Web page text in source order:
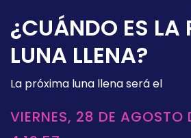
¿CUÁNDO ES LA
LUNA LLENA?
La próxima luna llena será el
VIERNES, 28 DE AGOSTO